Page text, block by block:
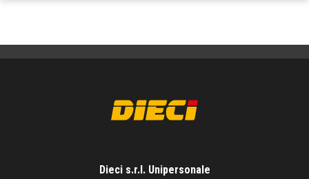
Dieci s.r.l. Unipersonale